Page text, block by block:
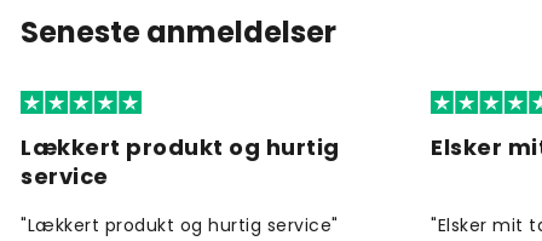
Seneste anmeldelser
Lækkert produkt og hurtig
service
"Lækkert produkt og hurtig service"
Elsker
"Elsker mit